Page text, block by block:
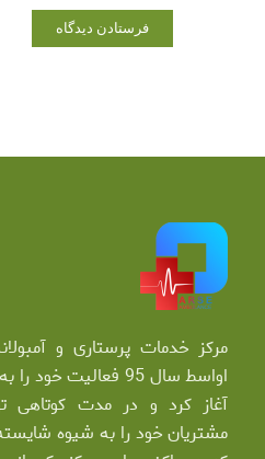
مرکز خدمات پرستاری و
اواسط سال 95
آغاز کرد و در مدت کوتاهی
مشتریان خود را به شیوه